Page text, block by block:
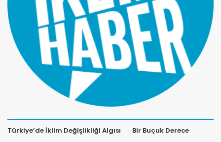
Türkiye’de İklim Değişlikliği Algısı
Bir Buçuk Derece